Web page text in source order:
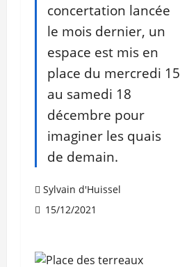
concertation lancée
le mois dernier, un
espace est mis en
place du mercredi 15
au samedi 18
décembre pour
imaginer les quais
de demain.
Sylvain d'Huissel
15/12/2021